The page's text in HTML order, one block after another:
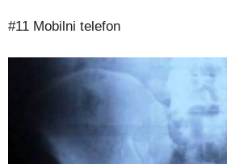
#11 Mobilni telefon